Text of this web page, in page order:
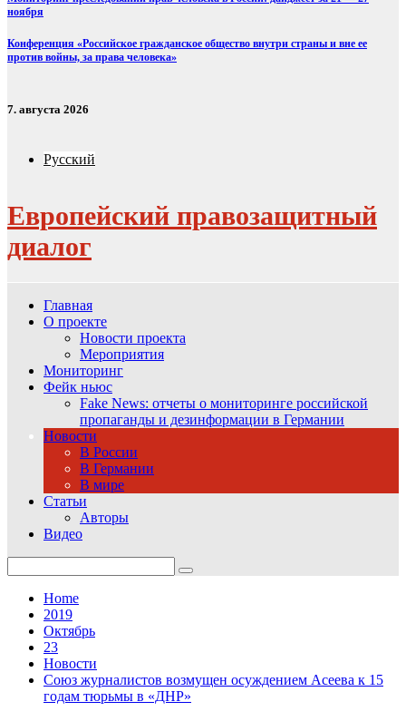
ноября
Конференция «Российское гражданское общество внутри страны и вне ее
против войны, за права человека»
7. августа 2026
Русский
Европейский правозащитный
диалог
Главная
О проекте
Новости проекта
Мероприятия
Мониторинг
Фейк ньюс
Fake News: отчеты о мониторинге российской
пропаганды и дезинформации в Германии
Новости
В России
В Германии
В мире
Статьи
Авторы
Видео
for:
Home
2019
Октябрь
23
Новости
Союз журналистов возмущен осуждением Асеева к 15
годам тюрьмы в «ДНР»